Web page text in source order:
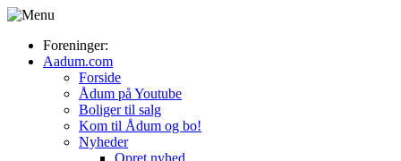
Foreninger:
Aadum.com
Forside
Ådum på Youtube
Boliger til salg
Kom til Ådum og bo!
Nyheder
Opret nyhed